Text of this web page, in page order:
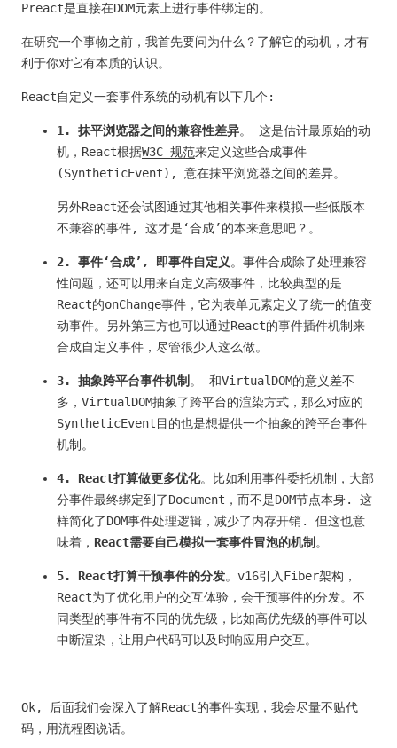
Preact是直接在DOM元素上进行事件绑定的。
在研究一个事物之前，我首先要问为什么？了解它的动机，才有
利于你对它有本质的认识。
React自定义一套事件系统的动机有以下几个:
1. 抹平浏览器之间的兼容性差异。 这是估计最原始的动
机，React根据W3C 规范来定义这些合成事件
(SyntheticEvent), 意在抹平浏览器之间的差异。
另外React还会试图通过其他相关事件来模拟一些低版本
不兼容的事件, 这才是‘合成’的本来意思吧？。
2. 事件‘合成’, 即事件自定义。事件合成除了处理兼容
性问题，还可以用来自定义高级事件，比较典型的是
React的onChange事件，它为表单元素定义了统一的值变
动事件。另外第三方也可以通过React的事件插件机制来
合成自定义事件，尽管很少人这么做。
3. 抽象跨平台事件机制 。 和VirtualDOM的意义差不
多，VirtualDOM抽象了跨平台的渲染方式，那么对应的
SyntheticEvent目的也是想提供一个抽象的跨平台事件
机制。
4. React打算做更多优化。比如利用事件委托机制，大部
分事件最终绑定到了Document，而不是DOM节点本身. 这
样简化了DOM事件处理逻辑，减少了内存开销. 但这也意
味着， React需要自己模拟一套事件冒泡的机制 。
5. React打算干预事件的分发。v16引入Fiber架构，
React为了优化用户的交互体验，会干预事件的分发。不
同类型的事件有不同的优先级，比如高优先级的事件可以
中断渲染，让用户代码可以及时响应用户交互。
Ok, 后面我们会深入了解React的事件实现，我会尽量不贴代
码，用流程图说话。